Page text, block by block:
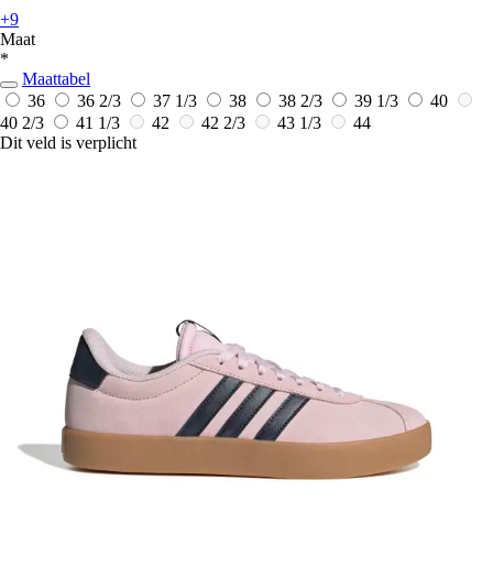
+9
Maat
*
Maattabel
36
36 2/3 37 1/3 38 38 2/3 39 1/3
40
40 2/3
41 1/3 42 42 2/3 43 1/3
44
Dit veld is verplicht